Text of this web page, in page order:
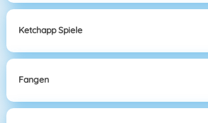
Ketchapp Spiele
Fangen